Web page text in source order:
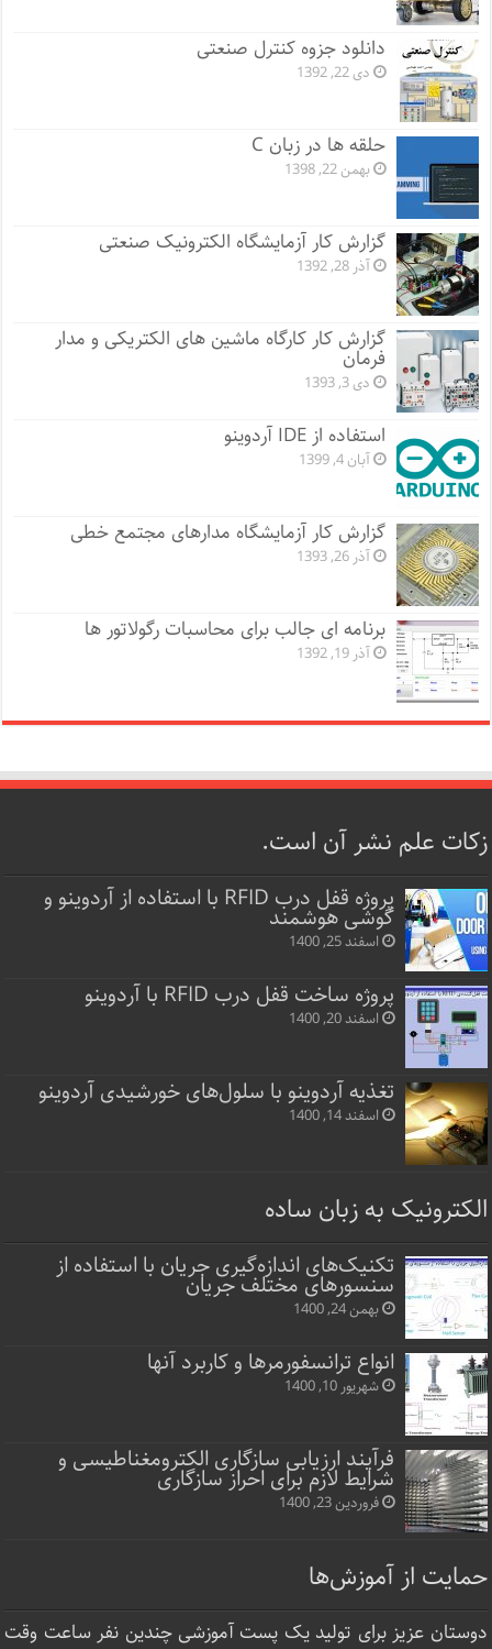
دانلود جزوه کنترل صنعتی
دی 22, 1392
حلقه ها در زبان C
بهمن 22, 1398
گزارش کار آزمایشگاه الکترونیک صنعتی
آذر 28, 1392
گزارش کار کارگاه ماشین های الکتریکی و مدار
فرمان
دی 3, 1393
استفاده از IDE آردوینو
آبان 4, 1399
گزارش کار آزمایشگاه مدارهای مجتمع خطی
آذر 26, 1393
برنامه ای جالب برای محاسبات رگولاتور ها
آذر 19, 1392
زکات علم نشر آن است.
پروژه قفل‌ درب RFID با استفاده از آردوینو و
گوشی هوشمند
اسفند 25, 1400
پروژه ساخت قفل‌ درب RFID با آردوینو
اسفند 20, 1400
تغذیه آردوینو با سلول‌های خورشیدی آردوینو
اسفند 14, 1400
الکترونیک به زبان ساده
تکنیک‌های اندازه‌گیری جریان با استفاده از
سنسورهای مختلف جریان
بهمن 24, 1400
انواع ترانسفورمرها و کاربرد آنها
شهریور 10, 1400
فرآیند ارزیابی سازگاری الکترومغناطیسی و
شرایط لازم برای احراز سازگاری
فروردین 23, 1400
حمایت از آموزش‌ها
دوستان عزیز برای تولید یک پست آموزشی چندین نفر ساعت‌ وقت